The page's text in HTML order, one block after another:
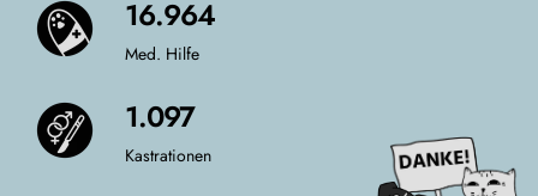
16.964
Med. Hilfe
1.097
Kastrationen